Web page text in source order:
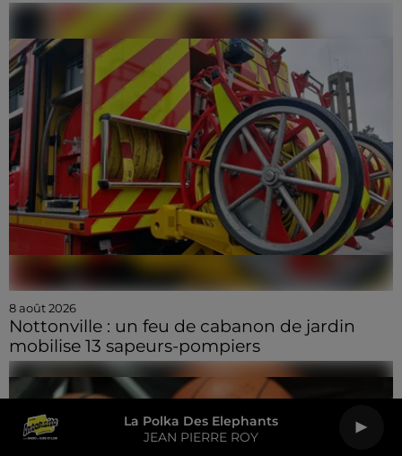
La Polka Des Elephants
JEAN PIERRE ROY
8 août 2026
Nottonville : un feu de cabanon de jardin
mobilise 13 sapeurs-pompiers